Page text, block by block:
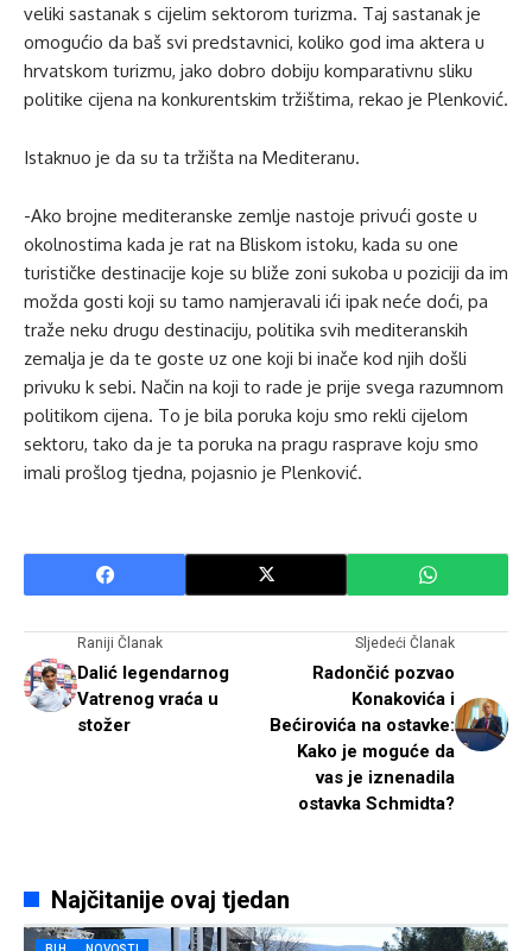
veliki sastanak s cijelim sektorom turizma. Taj sastanak je
omogućio da baš svi predstavnici, koliko god ima aktera u
hrvatskom turizmu, jako dobro dobiju komparativnu sliku
politike cijena na konkurentskim tržištima, rekao je Plenković.
Istaknuo je da su ta tržišta na Mediteranu.
-Ako brojne mediteranske zemlje nastoje privući goste u
okolnostima kada je rat na Bliskom istoku, kada su one
turističke destinacije koje su bliže zoni sukoba u poziciji da im
možda gosti koji su tamo namjeravali ići ipak neće doći, pa
traže neku drugu destinaciju, politika svih mediteranskih
zemalja je da te goste uz one koji bi inače kod njih došli
privuku k sebi. Način na koji to rade je prije svega razumnom
politikom cijena. To je bila poruka koju smo rekli cijelom
sektoru, tako da je ta poruka na pragu rasprave koju smo
imali prošlog tjedna, pojasnio je Plenković.
Raniji Članak
Dalić legendarnog
Vatrenog vraća u
stožer
Sljedeći Članak
Radončić pozvao
Konakovića i
Bećirovića na ostavke:
Kako je moguće da
vas je iznenadila
ostavka Schmidta?
Najčitanije ovaj tjedan